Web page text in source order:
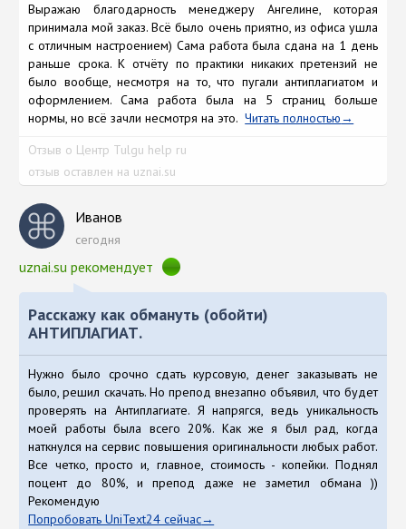
Выражаю благодарность менеджеру Ангелине, которая
принимала мой заказ. Всё было очень приятно, из офиса ушла
с отличным настроением) Сама работа была сдана на 1 день
раньше срока. К отчёту по практики никаких претензий не
было вообще, несмотря на то, что пугали антиплагиатом и
оформлением. Сама работа была на 5 страниц больше
нормы, но всё зачли несмотря на это.Читать полностью
Отзыв о Центр Tulgu help ru
отзыв оставлен на uznai.su
Иванов
сегодня
uznai.su рекомендует
Расскажу как обмануть (обойти)
АНТИПЛАГИАТ.
Нужно было срочно сдать курсовую, денег заказывать не
было, решил скачать. Но препод внезапно объявил, что будет
проверять на Антиплагиате. Я напрягся, ведь уникальность
моей работы была всего 20%. Как же я был рад, когда
наткнулся на сервис повышения оригинальности любых работ.
Все четко, просто и, главное, стоимость - копейки. Поднял
поцент до 80%, и препод даже не заметил обмана ))
Рекомендую
Попробовать UniText24 сейчас